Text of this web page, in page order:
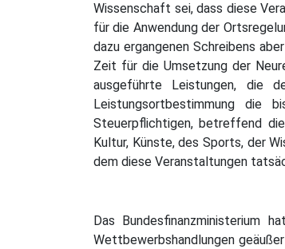
Wissenschaft sei, dass diese
für die Anwendung der
dazu ergangenen Schreibens
Zeit für die Umsetzung der
ausgeführte Leistungen, die
Leistungsortbestimmung die
Steuerpflichtigen, betreffend
Kultur, Künste, des Sports, der
dem diese Veranstaltungen
Das Bundesfinanzministerium
Wettbewerbshandlungen